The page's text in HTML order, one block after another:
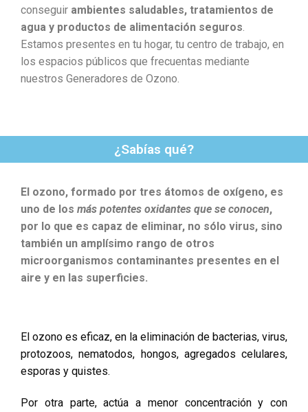
conseguir ambientes saludables, tratamientos de
agua y productos de alimentación seguros.
Estamos presentes en tu hogar, tu centro de trabajo, en
los espacios públicos que frecuentas mediante
nuestros Generadores de Ozono.
¿Sabías qué?
El ozono, formado por tres átomos de oxígeno, es
uno de los más potentes oxidantes que se conocen,
por lo que es capaz de eliminar, no sólo virus, sino
también un amplísimo rango de otros
microorganismos contaminantes presentes en el
aire y en las superficies.
El ozono es eficaz, en la eliminación de bacterias, virus,
protozoos, nematodos, hongos, agregados celulares,
esporas y quistes.
Por otra parte, actúa a menor concentración y con